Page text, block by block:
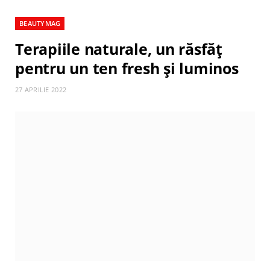
BEAUTYMAG
Terapiile naturale, un răsfăț
pentru un ten fresh și luminos
27 APRILIE 2022